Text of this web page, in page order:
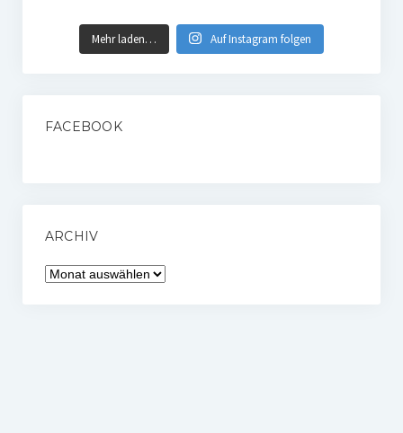
Mehr laden… Auf Instagram folgen
FACEBOOK
ARCHIV
Archiv